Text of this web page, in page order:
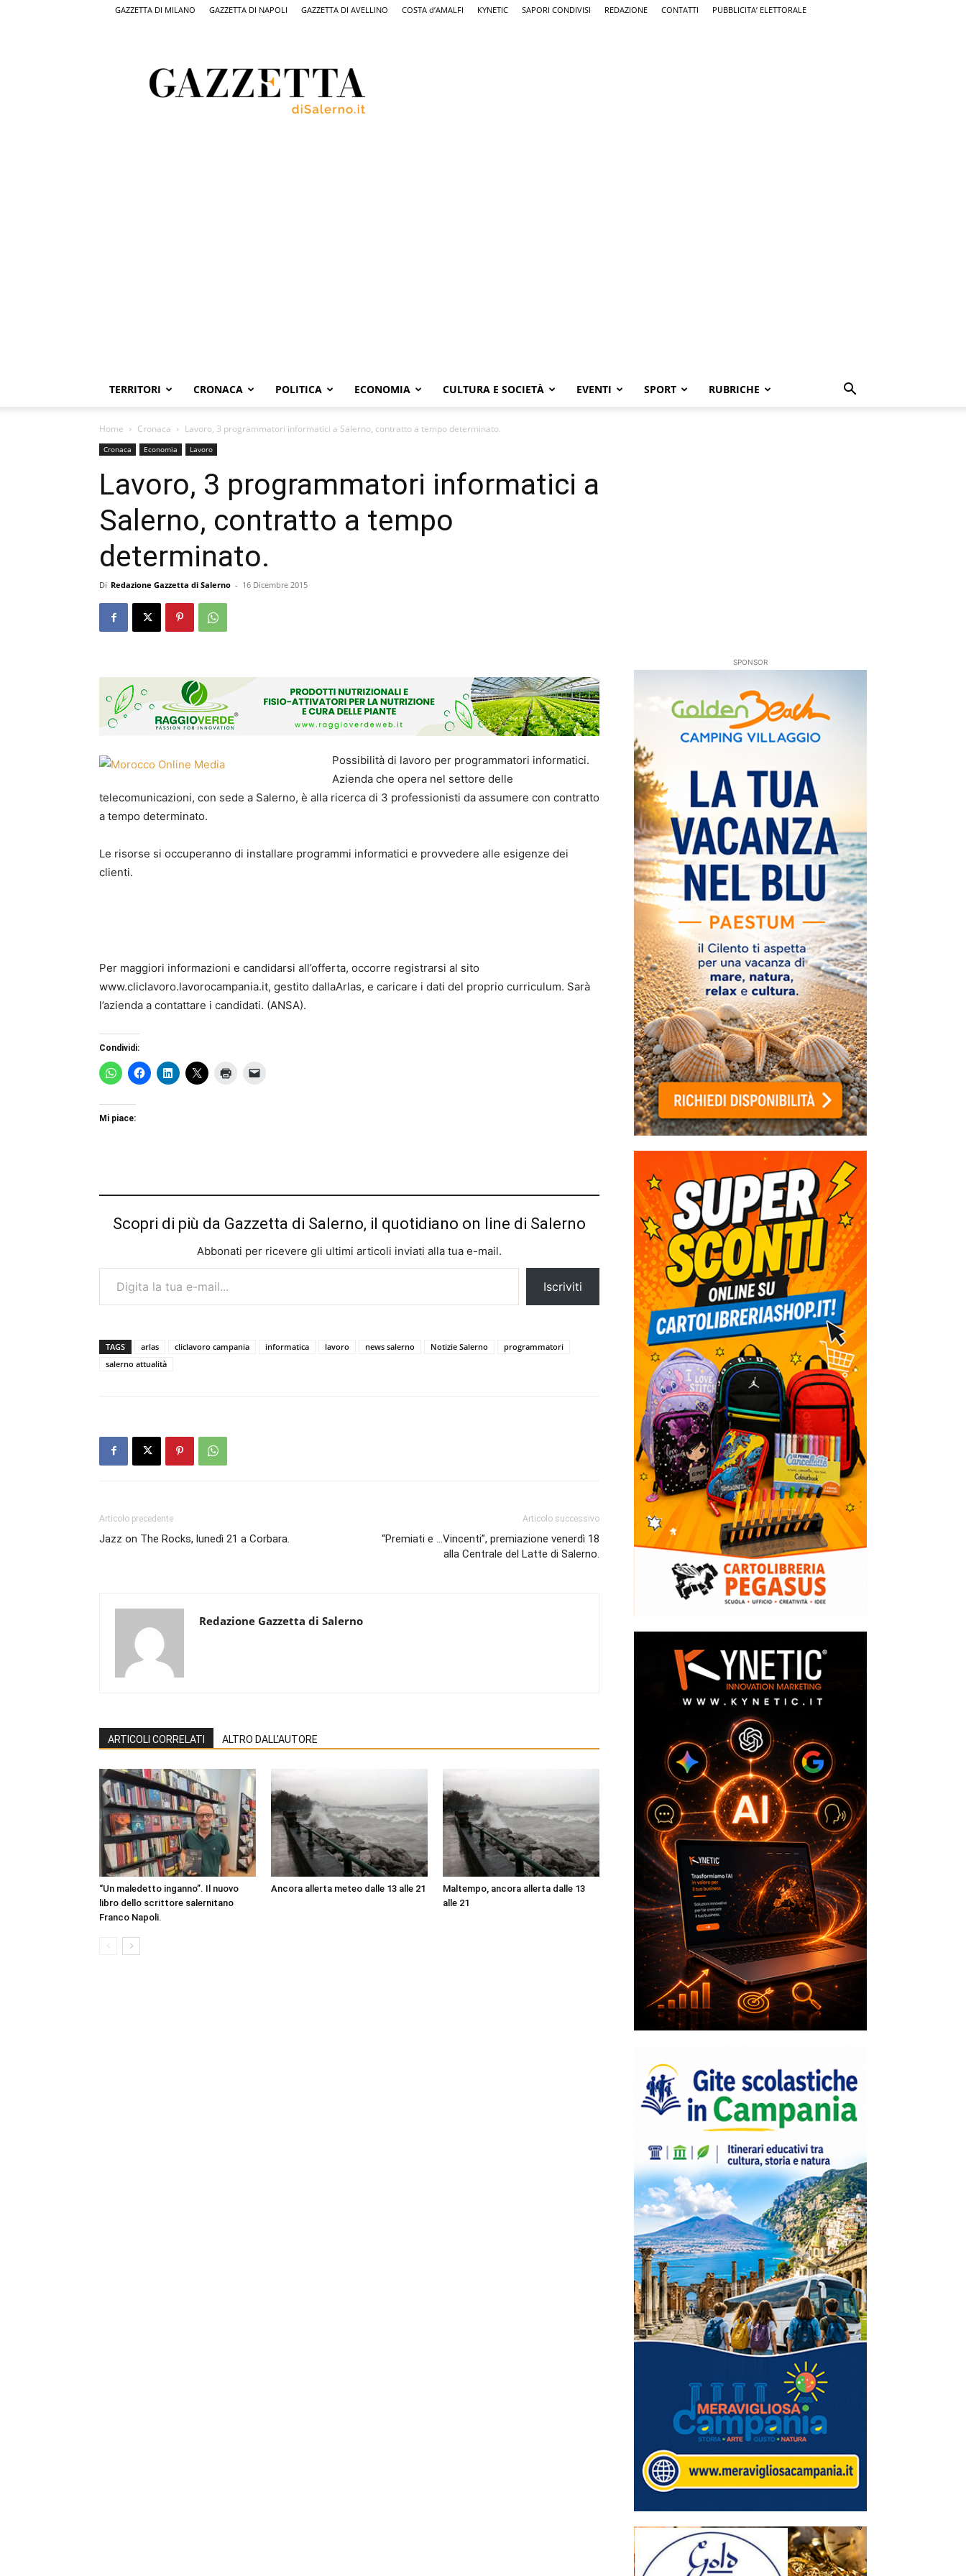
GAZZETTA DI MILANO GAZZETTA DI NAPOLI GAZZETTA DI AVELLINO COSTA d’AMALFI KYNETIC SAPORI CONDIVISI REDAZIONE CONTATTI PUBBLICITA’ ELETTORALE
Salerno,
il
quotidiano
TERRITORI CRONACA POLITICA ECONOMIA CULTURA E SOCIETÀ EVENTI SPORT RUBRICHE
Home Cronaca Lavoro, 3 programmatori informatici a Salerno, contratto a tempo determinato.
Cronaca Economia Lavoro
Lavoro, 3 programmatori informatici a
Salerno, contratto a tempo
determinato.
Di Redazione Gazzetta di Salerno - 16 Dicembre 2015
Possibilità di lavoro per programmatori informatici.
Azienda che opera nel settore delle
telecomunicazioni, con sede a Salerno, è alla ricerca di 3 professionisti da assumere con contratto
a tempo determinato.
Le risorse si occuperanno di installare programmi informatici e provvedere alle esigenze dei
clienti.
Per maggiori informazioni e candidarsi all’offerta, occorre registrarsi al sito
www.cliclavoro.lavorocampania.it, gestito dallaArlas, e caricare i dati del proprio curriculum. Sarà
l’azienda a contattare i candidati. (ANSA).
Condividi:
Mi piace:
Scopri di più da Gazzetta di Salerno, il quotidiano on line di Salerno
Abbonati per ricevere gli ultimi articoli inviati alla tua e-mail.
Digita la tua e-mail...
Iscriviti
TAGS arlas cliclavoro campania informatica lavoro news salerno Notizie Salerno
programmatori
salerno attualità
Articolo precedente
Jazz on The Rocks, lunedì 21 a Corbara.
Articolo successivo
“Premiati e …Vincenti”, premiazione venerdì 18
alla Centrale del Latte di Salerno.
Redazione Gazzetta di Salerno
ARTICOLI CORRELATI ALTRO DALL'AUTORE
“Un maledetto inganno”. Il nuovo
libro dello scrittore salernitano
Franco Napoli.
Ancora allerta meteo dalle 13 alle 21
Maltempo, ancora allerta dalle 13
alle 21
SPONSOR